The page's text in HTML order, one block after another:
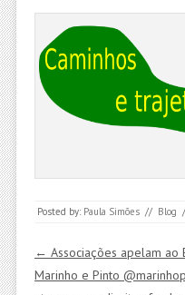
Posted by: Paula Simões // Blog
Post navigation
← Associações apelam ao
Marinho e Pinto